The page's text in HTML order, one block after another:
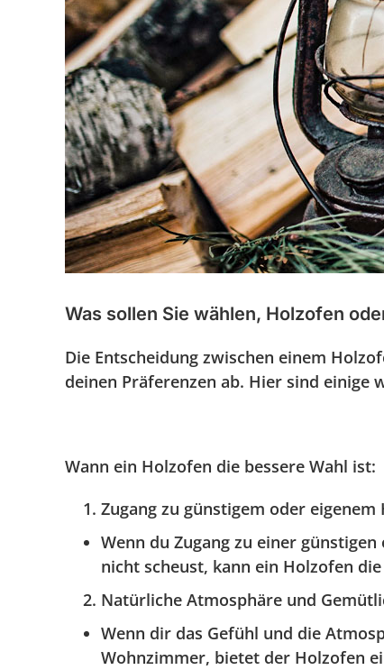
Was sollen Sie wählen, Holzofen
Die Entscheidung zwischen einem
deinen Präferenzen ab. Hier sind einige
Wann ein Holzofen die bessere Wahl ist:
Zugang zu günstigem oder eigenem
Wenn du Zugang zu einer
nicht scheust, kann ein Holzofen
Natürliche Atmosphäre und
Wenn dir das Gefühl und die
Wohnzimmer, bietet der Holzofen